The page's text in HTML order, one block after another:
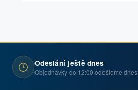
Odeslání ještě dnes
Objednávky do 12:00 odešleme dnes